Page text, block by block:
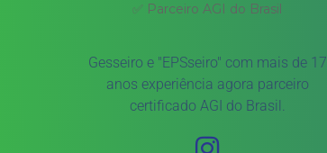
✅ Parceiro AGI do Brasil
Gesseiro e "EPSseiro" com mais de 17
anos experiência agora parceiro
certificado AGI do Brasil.